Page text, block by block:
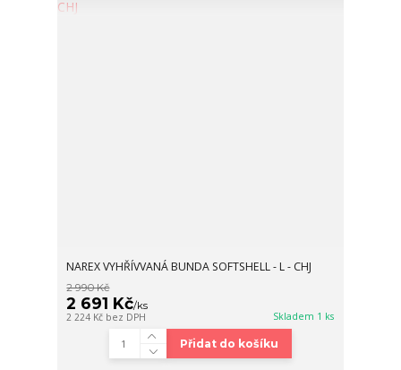
NAREX VYHŘÍVVANÁ BUNDA SOFTSHELL - L - CHJ
2 990 Kč
2 691 Kč/ks
2 224 Kč bez DPH Skladem 1 ks
Přidat do košíku